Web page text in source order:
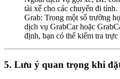
tài xế cho các chuyến đi tỉnh.
Grab: Trong một số trường
dịch vụ GrabCar hoặc
định, bạn có thể kiểm tra
5. Lưu ý quan trọng khi